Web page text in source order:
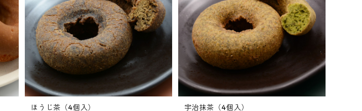
ほうじ茶（4個入） 宇治抹茶（4個入）